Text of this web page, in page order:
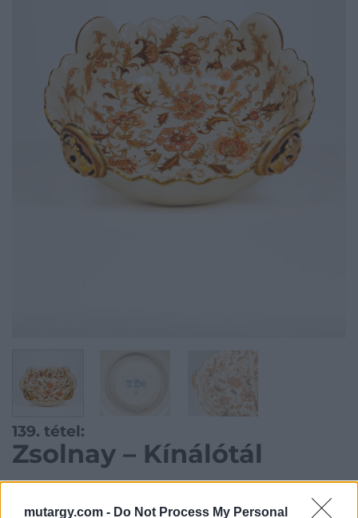
mutargy.com - Do Not Process My Personal
139. tétel:
Zsolnay – Kínálótál
Zsolnay manufaktúra, 9,5 x 23 cm, Porcelánfajansz,